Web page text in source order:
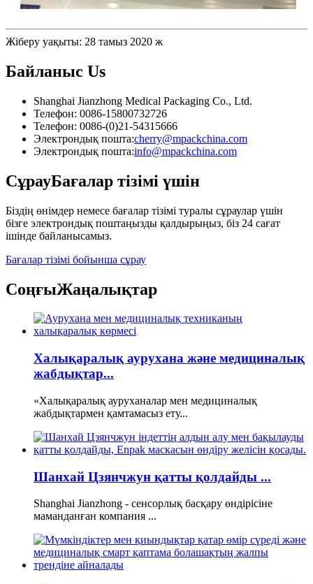
Жіберу уақыты: 28 тамыз 2020 ж
Байланыс Us
Shanghai Jianzhong Medical Packaging Co., Ltd.
Телефон: 0086-15800732726
Телефон: 0086-(0)21-54315666
Электрондық пошта:cherry@mpackchina.com
Электрондық пошта:info@mpackchina.com
СұрауБағалар тізімі үшін
Біздің өнімдер немесе бағалар тізімі туралы сұраулар үшін
бізге электрондық поштаңызды қалдырыңыз, біз 24 сағат
ішінде байланысамыз.
Бағалар тізімі бойынша сұрау
СоңғыЖаңалықтар
Халықаралық аурухана және медициналық
жабдықтар...
«Халықаралық ауруханалар мен медициналық
жабдықтармен қамтамасыз ету...
Шанхай Цзянчжун қатты қолдайды ...
Shanghai Jianzhong - сенсорлық басқару өндірісіне
маманданған компания ...